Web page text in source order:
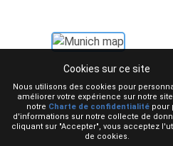
Cookies sur ce site
Nous utilisons des cookies pour
améliorer votre expérience sur notre
notre Charte de confidentialitépour
d'informations sur notre collecte de
cliquant sur "Accepter", vous acceptez
de cookies.